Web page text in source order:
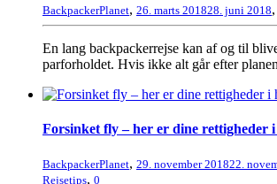
BackpackerPlanet, 26. marts 201828. juni 2018,
En lang backpackerrejse kan af og til
parforholdet. Hvis ikke alt går efter
Forsinket fly – her er dine rettigheder i
BackpackerPlanet, 29. november 201822.
Rejsetips, 0